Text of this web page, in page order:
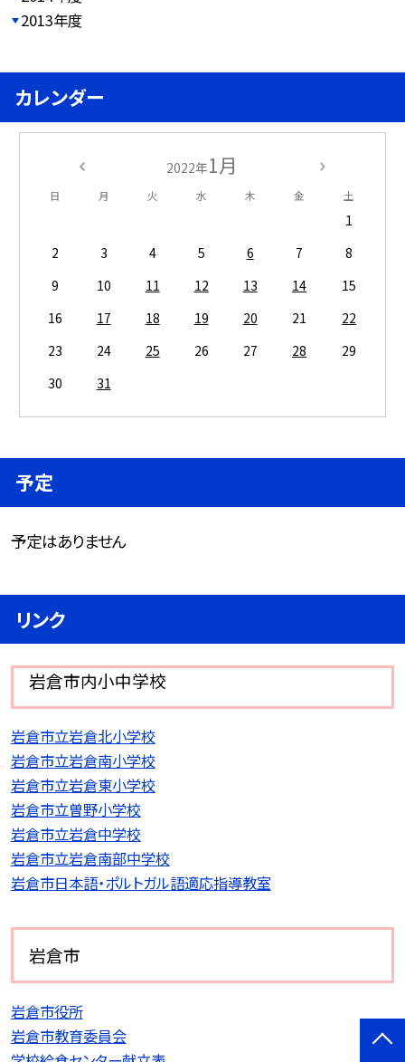
2013年度
カレンダー
2022年1月
日 月 火 水 木 金 土
1
2
3 4 5 6 7
8
9
10 11 12 13 14
15
16
17 18 19 20 21
22
23
24 25 26 27 28
29
30
31
予定
予定はありません
リンク
岩倉市内小中学校
岩倉市立岩倉北小学校
岩倉市立岩倉南小学校
岩倉市立岩倉東小学校
岩倉市立曽野小学校
岩倉市立岩倉中学校
岩倉市立岩倉南部中学校
岩倉市日本語・ポルトガル語適応指導教室
岩倉市
岩倉市役所
岩倉市教育委員会